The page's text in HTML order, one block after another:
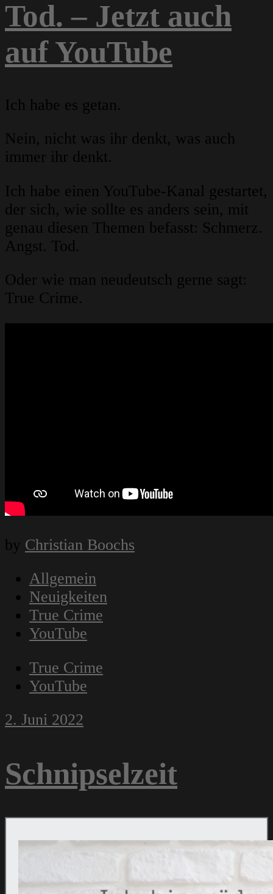
Tod. – Jetzt auch
auf YouTube
Ich habe es getan.
Nein, nicht was ihr denkt, was auch
immer ihr denkt.
Ich habe einen YouTube-Kanal gestartet,
der sich, wie sollte es anders sein, mit
genau diesen Themen befasst: Schmerz.
Angst. Tod.
Oder wie man neudeutsch gerne sagt:
True Crime.
by Christian Boochs
Allgemein
Neuigkeiten
True Crime
YouTube
True Crime
YouTube
2. Juni 2022
Schnipselzeit